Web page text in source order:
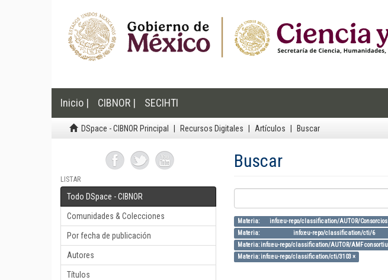
Inicio | CIBNOR | SECIHTI
DSpace - CIBNOR Principal Recursos Digitales Artículos Buscar
LISTAR
Todo DSpace - CIBNOR
Comunidades & Colecciones
Por fecha de publicación
Autores
Títulos
Buscar
Materia: info:eu-repo/classification/AUTOR/
Materia: info:eu-repo/classification/
Materia: info:eu-repo/classification/AUTOR/AMF
Materia: info:eu-repo/classification/cti/3103 ×